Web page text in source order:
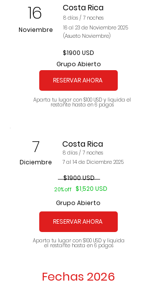
Noviembre
16 Costa Rica
8 días / 7 noches
16 al 23 de Noviembre 2025
(Asueto Noviembre)
$1900 USD
Grupo Abierto
RESERVAR AHORA
Aparta tu lugar con $100 USD y liquida el
restante hasta en 6 pagos
7
Diciembre
8 días / 7 noches
Costa Rica
7 al 14 de Diciembre 2025
$1900 USD
20% off $1,520 USD
Grupo Abierto
RESERVAR AHORA
Aparta tu lugar con $100 USD y liquida
el restante hasta en 6 pagos
Fechas 2026